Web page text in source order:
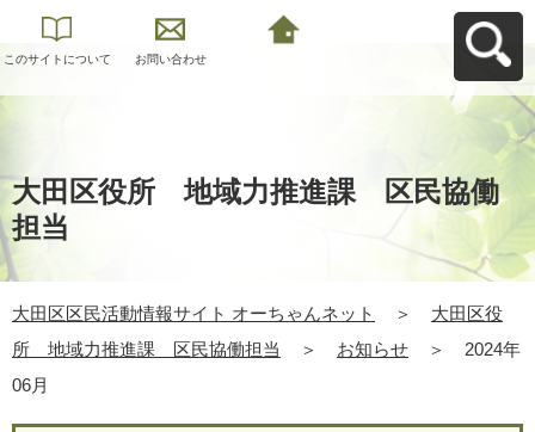
このサイトについて お問い合わせ
大田区役所 地域力推進課 区民協働
担当
大田区区民活動情報サイト オーちゃんネット ＞
大田区役
所 地域力推進課 区民協働担当
＞ お知らせ ＞
2024年
06月